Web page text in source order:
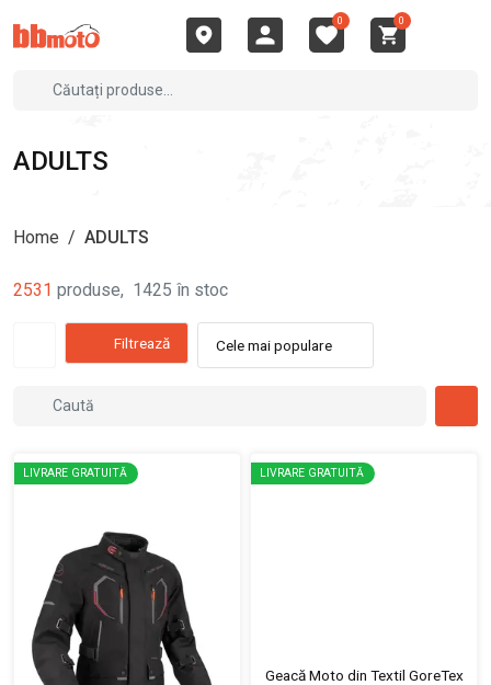
0 0
ADULTS
Home / ADULTS
2531 produse, 1425 în stoc
Filtrează Cele mai populare
LIVRARE GRATUITĂ LIVRARE GRATUITĂ
Geacă Moto din Textil GoreTex